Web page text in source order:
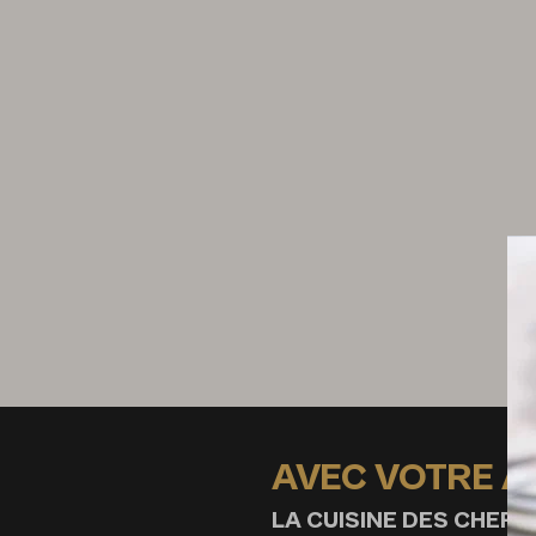
AVEC VOTRE
LA CUISINE DES